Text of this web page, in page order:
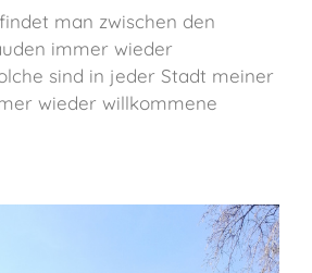
man zwischen den
immer wieder
sind in jeder Stadt meiner
wieder willkommene